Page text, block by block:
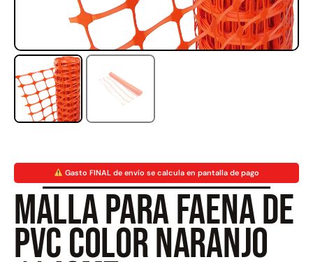
Gasto FINAL de envío se calcula en pantalla de pago
Malla para faena de
PVC color naranjo
Agregar al carrito
Juego Modular 40
QplayGround
$4.859.984
Juego Modular 25
QplayGround
$9.558.557
$ 4.790.000